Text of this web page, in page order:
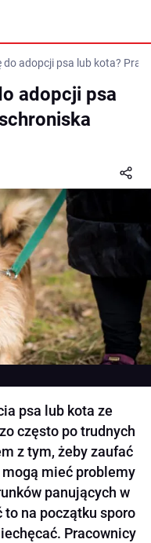
adopcji psa lub kota?
adopcji psa
psa lub kota ze
często po trudnych
z tym, żeby zaufać
mieć problemy
panujących w
na początku sporo
Pracownicy